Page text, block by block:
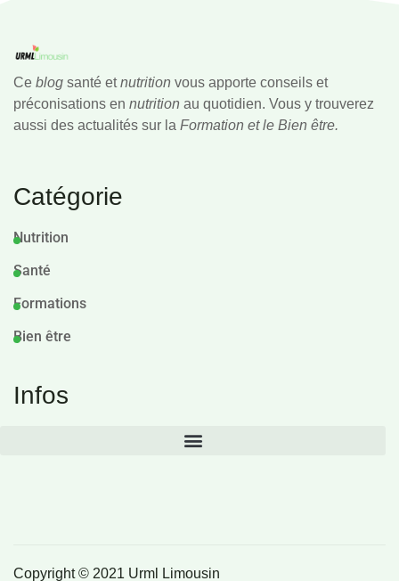
Ce blog santé etnutrition vous apporte conseils et
préconisations en nutrition au quotidien. Vous y trouverez
aussi des actualités sur la Formation et le Bien être.
Catégorie
Nutrition
Santé
Formations
Bien être
Infos
Copyright © 2021 Urml Limousin